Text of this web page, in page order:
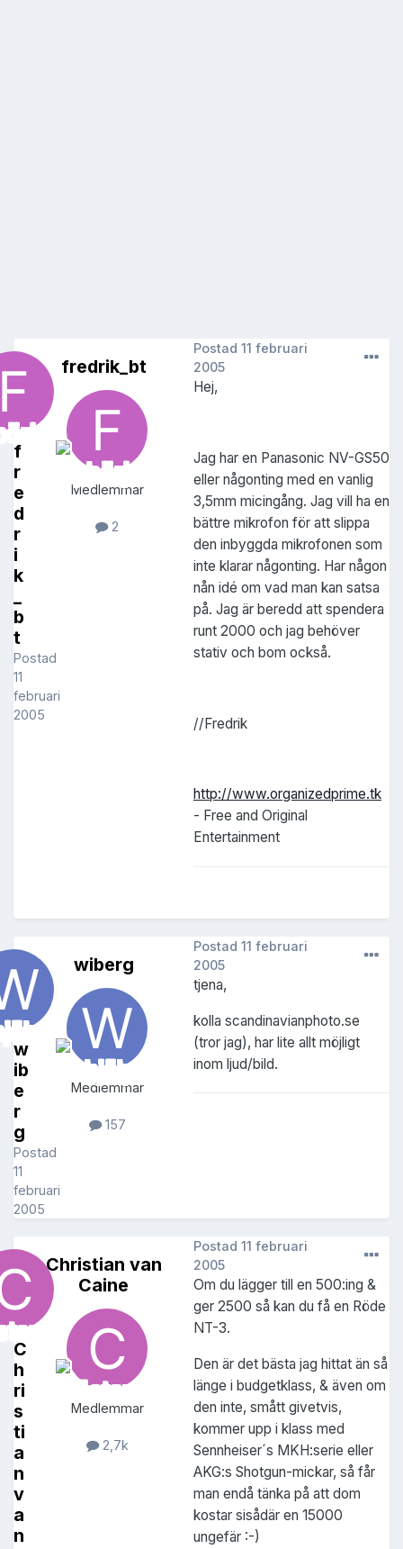
f
r
e
d
r
i
k
_
b
t
Postad
11
februari
2005
fredrik_bt
Medlemmar
2
Postad 11 februari
2005
Hej,
Jag har en Panasonic NV-GS50
eller någonting med en vanlig
3,5mm micingång. Jag vill ha en
bättre mikrofon för att slippa
den inbyggda mikrofonen som
inte klarar någonting. Har någon
nån idé om vad man kan satsa
på. Jag är beredd att spendera
runt 2000 och jag behöver
stativ och bom också.
//Fredrik
http://www.organizedprime.tk
- Free and Original
Entertainment
w
ib
e
r
g
Postad
11
februari
2005
wiberg
Medlemmar
157
Postad 11 februari
2005
tjena,
kolla scandinavianphoto.se
(tror jag), har lite allt möjligt
inom ljud/bild.
C
h
ri
s
ti
a
n
v
a
n
Christian van
Caine
Medlemmar
2,7k
Postad 11 februari
2005
Om du lägger till en 500:ing &
ger 2500 så kan du få en Röde
NT-3.
Den är det bästa jag hittat än så
länge i budgetklass, & även om
den inte, smått givetvis,
kommer upp i klass med
Sennheiser´s MKH:serie eller
AKG:s Shotgun-mickar, så får
man endå tänka på att dom
kostar sisådär en 15000
ungefär :-)